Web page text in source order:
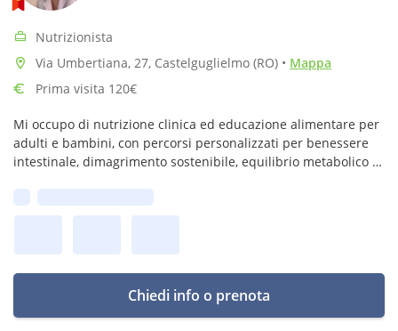
Nutrizionista
Via Umbertiana, 27, Castelguglielmo (RO) • Mappa
Prima visita 120€
Mi occupo di nutrizione clinica ed educazione alimentare per
adulti e bambini, con percorsi personalizzati per benessere
intestinale, dimagrimento sostenibile, equilibrio metabolico e
Chiedi info o prenota